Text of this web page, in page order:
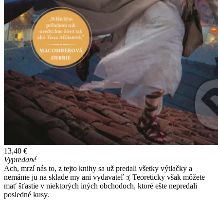
13,40 €
Vypredané
Ach, mrzí nás to, z tejto knihy sa už predali všetky výtlačky a
nemáme ju na sklade my ani vydavateľ :( Teoreticky však môžete
mať šťastie v niektorých iných obchodoch, ktoré ešte nepredali
posledné kusy.